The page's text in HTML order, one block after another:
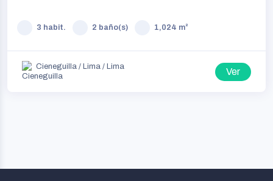
3 habit. 2 baño(s) 1,024 m²
Cieneguilla / Lima / Lima Ver